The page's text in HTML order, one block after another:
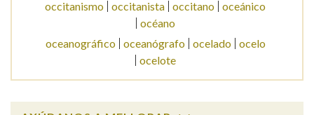
Nos exemplos
occitanismo occitanista occitano oceánico
océano
oceanográfico
oceanógrafo ocelado
ocelo
ocelote